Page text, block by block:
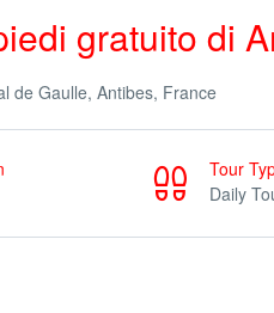
gratuito di
de Gaulle, Antibes, France
Tour
Daily